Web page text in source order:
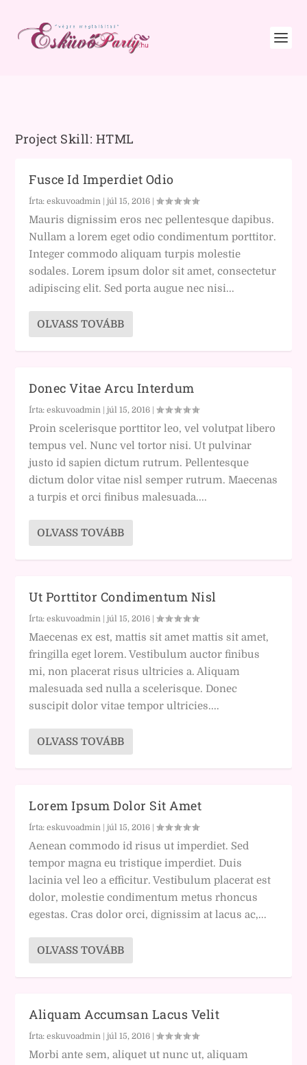
Project Skill: HTML
Fusce Id Imperdiet Odio
Írta:eskuvoadmin |júl 15, 2016 |
Mauris dignissim eros nec pellentesque dapibus.
Nullam a lorem eget odio condimentum porttitor.
Integer commodo aliquam turpis molestie
sodales. Lorem ipsum dolor sit amet, consectetur
adipiscing elit. Sed porta augue nec nisi...
OLVASS TOVÁBB
Donec Vitae Arcu Interdum
Írta:eskuvoadmin |júl 15, 2016 |
Proin scelerisque porttitor leo, vel volutpat libero
tempus vel. Nunc vel tortor nisi. Ut pulvinar
justo id sapien dictum rutrum. Pellentesque
dictum dolor vitae nisl semper rutrum. Maecenas
a turpis et orci finibus malesuada....
OLVASS TOVÁBB
Ut Porttitor Condimentum Nisl
Írta:eskuvoadmin |júl 15, 2016 |
Maecenas ex est, mattis sit amet mattis sit amet,
fringilla eget lorem. Vestibulum auctor finibus
mi, non placerat risus ultricies a. Aliquam
malesuada sed nulla a scelerisque. Donec
suscipit dolor vitae tempor ultricies....
OLVASS TOVÁBB
Lorem Ipsum Dolor Sit Amet
Írta:eskuvoadmin |júl 15, 2016 |
Aenean commodo id risus ut imperdiet. Sed
tempor magna eu tristique imperdiet. Duis
lacinia vel leo a efficitur. Vestibulum placerat est
dolor, molestie condimentum metus rhoncus
egestas. Cras dolor orci, dignissim at lacus ac,...
OLVASS TOVÁBB
Aliquam Accumsan Lacus Velit
Írta:eskuvoadmin |júl 15, 2016 |
Morbi ante sem, aliquet ut nunc ut, aliquam